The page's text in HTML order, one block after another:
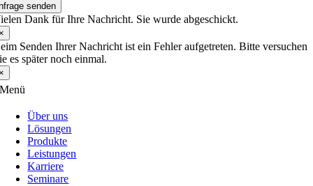
senden
Dank für Ihre Nachricht. Sie wurde abgeschickt.
Senden Ihrer Nachricht ist ein Fehler aufgetreten. Bitte versuchen
es später noch einmal.
Menü
Über uns
Lösungen
Produkte
Leistungen
Karriere
Seminare